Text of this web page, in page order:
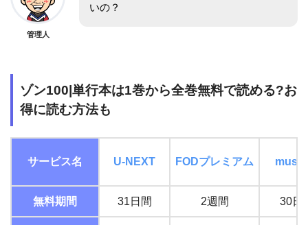
管理人
いの？
ゾン100|単行本は1巻から全巻無料で読める?お
得に読む方法も
サービス名 U-NEXT FODプレミアム
無料期間 31日間 2週間 30日